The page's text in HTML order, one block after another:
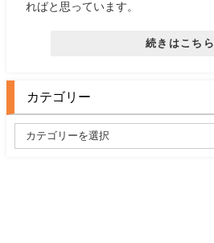
ればと思っています。
続きはこちら
カテゴリー